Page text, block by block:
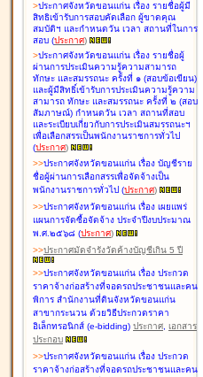
>ประกาศจังหวัดขอนแก่น เรื่อง รายชื่อผู้มี
สิทธิเข้ารับการสอบคัดเลือก ผู้ขาดคุณ
สมบัติฯ และกำหนดวัน เวลา สถานที่ในการ
สอบ (ประกาศ)
>ประกาศจังหวัดขอนแก่น เรื่อง รายชื่อผู้
ผ่านการประเมินความรู้ความสามารถ
ทักษะ และสมรรถนะ ครั้งที่ ๑ (สอบข้อเขียน)
และผู้มีสิทธิ์เข้ารับการประเมินความรู้ความ
สามารถ ทักษะ และสมรรถนะ ครั้งที่ ๒ (สอบ
สัมภาษณ์) กำหนดวัน เวลา สถานที่สอบ
และระเบียบเกี่ยวกับการประเมินสมรรถนะฯ
เพื่อเลือกสรรเป็นพนักงานราชการทั่วไป
(ประกาศ)
>>ประกาศจังหวัดขอนแก่น เรื่อง บัญชีราย
ชื่อผู้ผ่านการเลือกสรรเพื่อจัดจ้างเป็น
พนักงานราชการทั่วไป (ประกาศ)
>>ประกาศจังหวัดขอนแก่น เรื่อง เผยแพร่
แผนการจัดซื้อจัดจ้าง ประจำปีงบประมาณ
พ.ศ.๒๕๖๘ (ประกาศ)
>>ประกาศมัดจำรังวัดค้างบัญชีเกิน 5 ปี
>>ประกาศจังหวัดขอนแก่น เรื่อง ประกวด
ราคาจ้างก่อสร้างที่จอดรถประชาชนและคน
พิการ สำนักงานที่ดินจังหวัดขอนแก่น
สาขากระนวน ด้วยวิธีประกวดราคา
อิเล็กทรอนิกส์ (e-bidding) ประกาศ, เอกสาร
ประกอบ
>>ประกาศจังหวัดขอนแก่น เรื่อง ประกวด
ราคาจ้างก่อสร้างที่จอดรถประชาชนและคน